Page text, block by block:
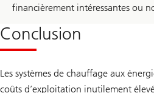
financièrement intéressantes ou
Conclusion
Les systèmes de chauffage aux
coûts d’exploitation inutilement